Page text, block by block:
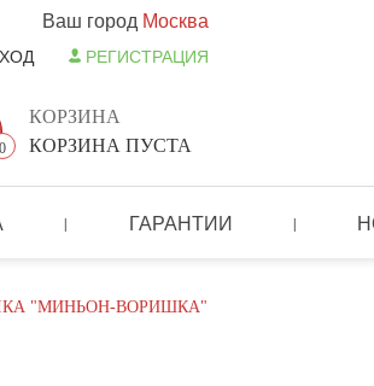
Ваш город Москва
РЕГИСТРАЦИЯ
0
КОРЗИНА
КОРЗИНА ПУСТА
| ГАРАНТИИ |
"МИНЬОН-ВОРИШКА"